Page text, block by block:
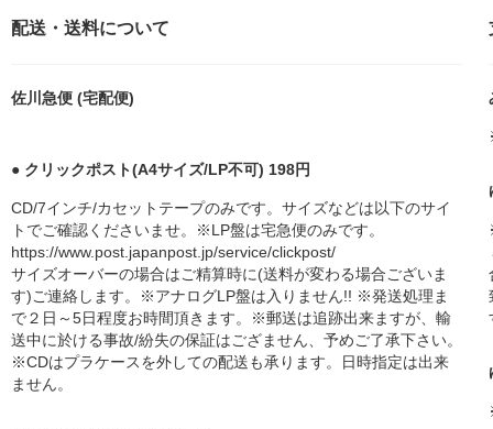
配送・送料について
佐川急便 (宅配便)
● クリックポスト(A4サイズ/LP不可) 198円
CD/7インチ/カセットテープのみです。サイズなどは以下のサイ
トでご確認くださいませ。※LP盤は宅急便のみです。
https://www.post.japanpost.jp/service/clickpost/
サイズオーバーの場合はご精算時に(送料が変わる場合ございま
す)ご連絡します。※アナログLP盤は入りません!! ※発送処理ま
で２日～5日程度お時間頂きます。※郵送は追跡出来ますが、輸
送中に於ける事故/紛失の保証はござません、予めご了承下さい。
※CDはプラケースを外しての配送も承ります。日時指定は出来
ません。